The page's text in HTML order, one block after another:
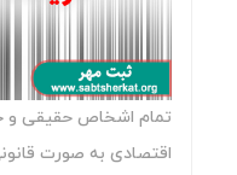
تمام اشخاص حقیقی و
اقتصادی به صورت